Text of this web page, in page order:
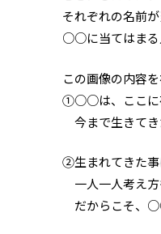
それぞれの名前
○○に当てはまる
この画像の内容
①○○は、ここに
今まで生きてき
②生まれてきた事
一人一人考え方
だからこそ、